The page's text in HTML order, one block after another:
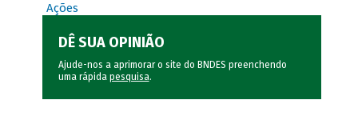
Ações
DÊ SUA OPINIÃO
Ajude-nos a aprimorar o site do BNDES preenchendo
uma rápida pesquisa.